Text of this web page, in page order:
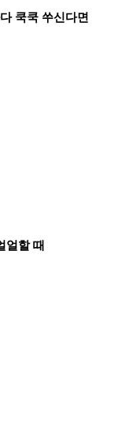
쿡쿡 쑤신다면
얼할 때